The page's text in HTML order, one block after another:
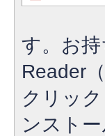
す。お
Reader
クリッ
ンスト